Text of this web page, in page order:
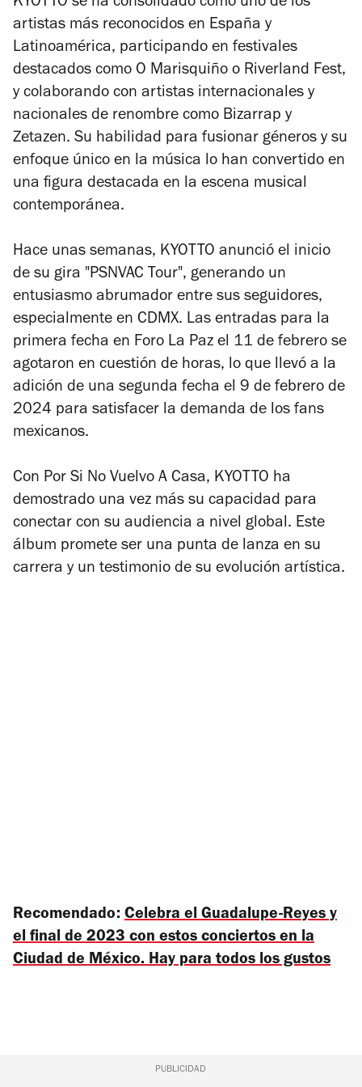
artistas más reconocidos en España y
Latinoamérica, participando en festivales
destacados como O Marisquiño o Riverland Fest,
y colaborando con artistas internacionales y
nacionales de renombre como Bizarrap y
Zetazen. Su habilidad para fusionar géneros y su
enfoque único en la música lo han convertido en
una figura destacada en la escena musical
contemporánea.
Hace unas semanas, KYOTTO anunció el inicio
de su gira "PSNVAC Tour", generando un
entusiasmo abrumador entre sus seguidores,
especialmente en CDMX. Las entradas para la
primera fecha en Foro La Paz el 11 de febrero se
agotaron en cuestión de horas, lo que llevó a la
adición de una segunda fecha el 9 de febrero de
2024 para satisfacer la demanda de los fans
mexicanos.
Con Por Si No Vuelvo A Casa, KYOTTO ha
demostrado una vez más su capacidad para
conectar con su audiencia a nivel global. Este
álbum promete ser una punta de lanza en su
carrera y un testimonio de su evolución artística.
Recomendado: Celebra el Guadalupe-Reyes y
el final de 2023 con estos conciertos en la
Ciudad de México. Hay para todos los gustos
PUBLICIDAD